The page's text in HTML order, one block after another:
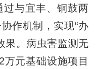
过与宜丰、铜鼓两
作机制，实现“办
果。病虫害监测无
万元基础设施项目